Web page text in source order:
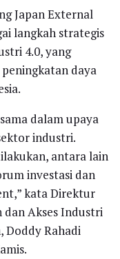
Japan External
langkah strategis
4.0, yang
daya
dalam upaya
industri.
antara lain
investasi dan
kata Direktur
dan Akses Industri
Doddy Rahadi